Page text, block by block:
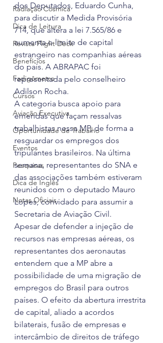
Radiação Cósmica
Dica de Leitura
Revista Flight Deck
Benefícios
Fadigômetro
Cursos
Aviação Executiva
Oportunidade de Trabalho
Eventos
Pesquisas
Dica de Inglês
Notas Oficiais
dos Deputados, Eduardo Cunha,
para discutir a Medida Provisória
714, que altera a lei 7.565/86 e
aumenta o limite de capital
estrangeiro nas companhias aéreas
do país. A ABRAPAC foi
representada pelo conselheiro
Adilson Rocha.
A categoria busca apoio para
emendas que façam ressalvas
trabalhistas nessa MP, de forma a
resguardar os empregos dos
tripulantes brasileiros. Na última
semana, representantes do SNA e
das associações também estiveram
reunidos com o deputado Mauro
Lopes, convidado para assumir a
Secretaria de Aviação Civil.
Apesar de defender a injeção de
recursos nas empresas aéreas, os
representantes dos aeronautas
entendem que a MP abre a
possibilidade de uma migração de
empregos do Brasil para outros
países. O efeito da abertura irrestrita
de capital, aliado a acordos
bilaterais, fusão de empresas e
intercâmbio de direitos de tráfego